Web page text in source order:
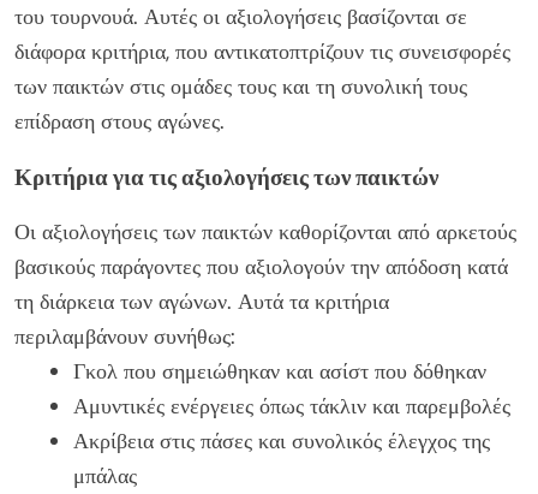
του τουρνουά. Αυτές οι αξιολογήσεις βασίζονται σε
διάφορα κριτήρια, που αντικατοπτρίζουν τις συνεισφορές
των παικτών στις ομάδες τους και τη συνολική τους
επίδραση στους αγώνες.
Κριτήρια για τις αξιολογήσεις των παικτών
Οι αξιολογήσεις των παικτών καθορίζονται από αρκετούς
βασικούς παράγοντες που αξιολογούν την απόδοση κατά
τη διάρκεια των αγώνων. Αυτά τα κριτήρια
περιλαμβάνουν συνήθως:
Γκολ που σημειώθηκαν και ασίστ που δόθηκαν
Αμυντικές ενέργειες όπως τάκλιν και παρεμβολές
Ακρίβεια στις πάσες και συνολικός έλεγχος της
μπάλας